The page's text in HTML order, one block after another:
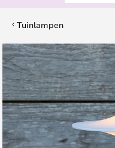
Tuinlampen
Ga
naar
het
einde
van
de
afbeeldingen-